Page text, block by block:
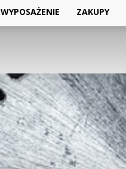
WYPOSAŻENIE ZAKUPY